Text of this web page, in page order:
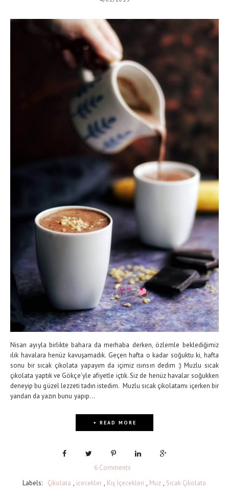
Nisan ayıyla birlikte bahara da merhaba derken, özlemle beklediğimiz
ılık havalara henüz kavuşamadık. Geçen hafta o kadar soğuktu ki, hafta
sonu bir sıcak çikolata yapayım da içimiz ısınsın dedim :) Muzlu sıcak
çikolata yaptık ve Gökçe'yle afiyetle içtik. Siz de henüz havalar soğukken
deneyip bu güzel lezzeti tadın istedim. Muzlu sıcak çikolatamı içerken bir
yandan da yazın bunu yapıp...
+ READ MORE
6 Comments
Labels:
Çikolata , icecekler , Kış İçecekleri , Muz , Sıcak Çikolata